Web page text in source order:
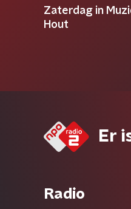
Zaterdag in
Hout
Er
Radio